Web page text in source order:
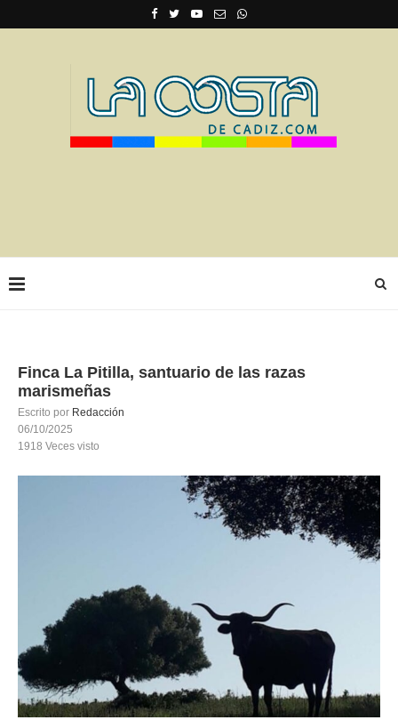
Finca La Pitilla, santuario de las razas
marismeñas
Escrito por Redacción
06/10/2025
1918 Veces visto